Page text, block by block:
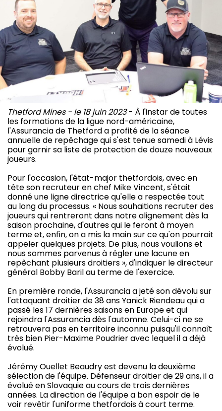
Thetford Mines - le 18 juin 2023- À l'instar de toutes
les formations de la ligue nord-américaine,
l'Assurancia de Thetford a profité de la séance
annuelle de repêchage qui s'est tenue samedi à Lévis
pour garnir sa liste de protection de douze nouveaux
joueurs.
Pour l'occasion, l'état-major thetfordois, avec en
tête son recruteur en chef Mike Vincent, s'était
donné une ligne directrice qu'elle a respectée tout
au long du processus. « Nous souhaitions recruter des
joueurs qui rentreront dans notre alignement dès la
saison prochaine, d'autres qui le feront à moyen
terme et, enfin, on a mis la main sur ce qu'on pourrait
appeler quelques projets. De plus, nous voulions et
nous sommes parvenus à régler une lacune en
repêchant plusieurs droitiers », d'indiquer le directeur
général Bobby Baril au terme de l'exercice.
En première ronde, l'Assurancia a jeté son dévolu sur
l'attaquant droitier de 38 ans Yanick Riendeau qui a
passé les 17 dernières saisons en Europe et qui
rejoindra l'Assurancia dès l'automne. Celui-ci ne se
retrouvera pas en territoire inconnu puisqu'il connaît
très bien Pier-Maxime Poudrier avec lequel il a déjà
évolué.
Jérémy Ouellet Beaudry est devenu la deuxième
sélection de l'équipe. Défenseur droitier de 29 ans, il a
évolué en Slovaquie au cours de trois dernières
années. La direction de l'équipe a bon espoir de le
voir revêtir l'uniforme thetfordois à court terme.